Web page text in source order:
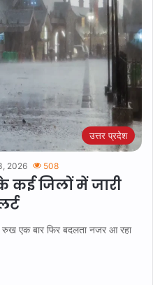
उत्तर प्रदेश
2026 508
कई जिलों में जारी
एक बार फिर बदलता नजर आ रहा